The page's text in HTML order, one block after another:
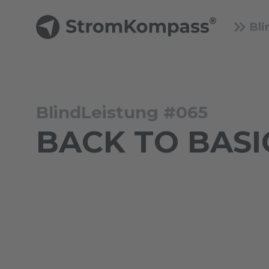
BlindLeistung #065
BACK TO